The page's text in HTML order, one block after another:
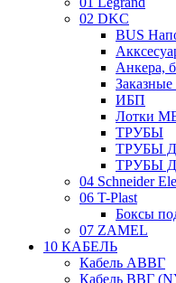
02 DKC
BUS
Анкера,
Заказные
ИБП
Лотки
ТРУБЫ
ТРУБЫ
ТРУБЫ
04 Schneider
06 T-Plast
Боксы
07 ZAMEL
10 КАБЕЛЬ
Кабель АВВГ
Кабель ВВГ